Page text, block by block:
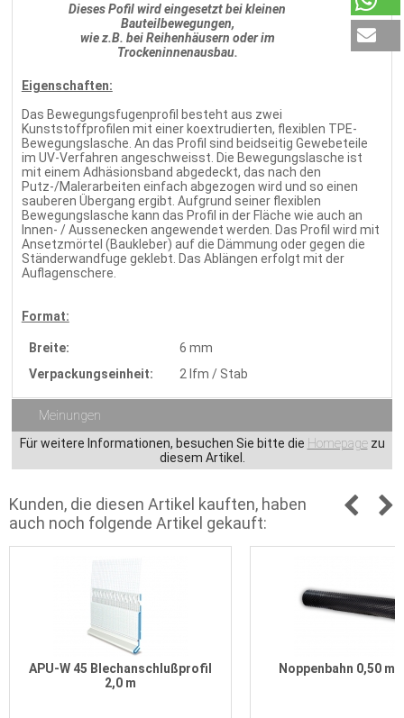
Dieses Pofil wird eingesetzt bei kleinen
Bauteilbewegungen,
wie z.B. bei Reihenhäusern oder im
Trockeninnenausbau.
Eigenschaften:
Das Bewegungsfugenprofil besteht aus zwei
Kunststoffprofilen mit einer koextrudierten, flexiblen TPE-
Bewegungslasche. An das Profil sind beidseitig Gewebeteile
im UV-Verfahren angeschweisst. Die Bewegungslasche ist
mit einem Adhäsionsband abgedeckt, das nach den
Putz-/Malerarbeiten einfach abgezogen wird und so einen
sauberen Übergang ergibt. Aufgrund seiner flexiblen
Bewegungslasche kann das Profil in der Fläche wie auch an
Innen- / Aussenecken angewendet werden. Das Profil wird mit
Ansetzmörtel (Baukleber) auf die Dämmung oder gegen die
Ständerwandfuge geklebt. Das Ablängen erfolgt mit der
Auflagenschere.
Format:
Breite:
6 mm
Verpackungseinheit:
2 lfm / Stab
Meinungen
Für weitere Informationen, besuchen Sie bitte die Homepagezu
diesem Artikel.
Kunden, die diesen Artikel kauften, haben
auch noch folgende Artikel gekauft:
APU-W 45 Blechanschlußprofil
2,0 m
Noppenbahn 0,50 m